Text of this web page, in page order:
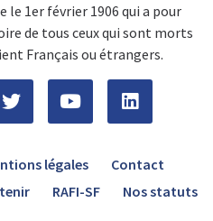
le 1er février 1906 qui a pour
de tous ceux qui sont morts
Français ou étrangers.
légales
Contact
RAFI-SF Nos statuts